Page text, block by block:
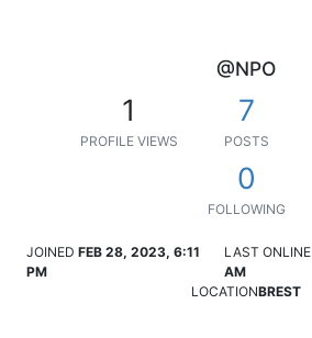
@NPO
1
PROFILE VIEWS
7
POSTS
0
FOLLOWING
JOINED FEB 28, 2023, 6:11
PM
LAST ONLINE
AM
LOCATIONBREST